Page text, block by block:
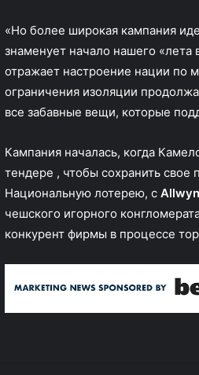
«Но более широкая кампания
знаменует начало нашего «лета
отражает настроение нации по
ограничения изоляции
все забавные вещи, которые
Кампания началась, когда
тендере , чтобы сохранить свое
Национальную лотерею, с Allwyn
чешского игорного
конкурент фирмы в процессе